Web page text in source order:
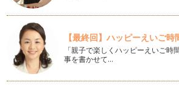
お家での英語学習法：単語ゲーム
「英語のお勉強をさせようと思っても、
てくれません。どうしたらいいでしょう…
リンガ・フランカとしての英語
「English as a Lingua Franca（リンガ・
語）」とい…
【最終回】ハッピーえいご
「親子で楽しくハッピーえいご
事を書かせて…